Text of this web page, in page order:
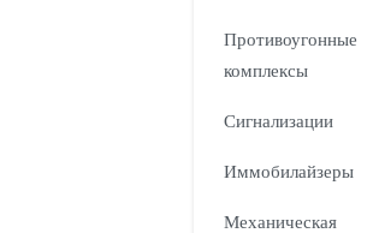
Противоугонные
комплексы
Сигнализации
Иммобилайзеры
Механическая